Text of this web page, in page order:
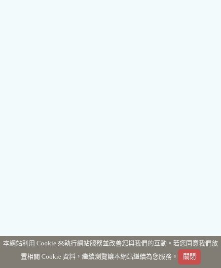
本網站利用 Cookie 來執行網站服務並改善您與我們的互動。若您同意我們放
置相關 Cookie 資料，繼續瀏覽讓本網站繼續為您服務。